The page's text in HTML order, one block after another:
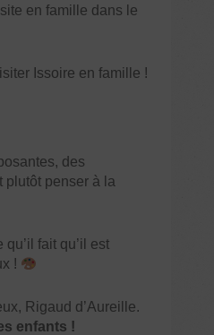
en famille dans le
Issoire en famille !
des
plutôt penser à la
fait qu’il est
!
Rigaud d’Aureille.
enfants !